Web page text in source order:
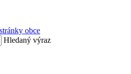
obce
Hledaný výraz